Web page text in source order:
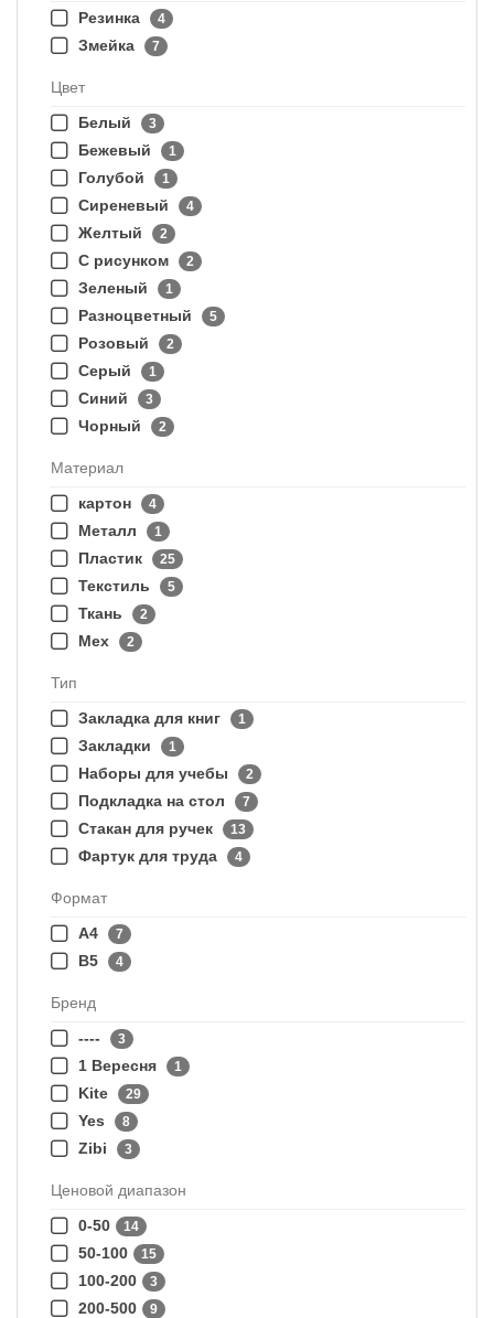
Резинка 4
Змейка 7
Цвет
Белый
3
Бежевый 1
Голубой 1
Сиреневый 4
Желтый 2
С рисунком 2
Зеленый 1
Разноцветный 5
Розовый 2
Серый 1
Синий 3
Чорный 2
Материал
картон
4
Металл 1
Пластик 25
Текстиль 5
Ткань 2
Мех 2
Тип
Закладка для книг
1
Закладки 1
Наборы для учебы 2
Подкладка на стол 7
Стакан для ручек 13
Фартук для труда 4
Формат
А4
7
В5 4
Бренд
----
3
1 Вересня 1
Kite 29
Yes 8
Zibi 3
Ценовой диапазон
0-50
14
50-100 15
100-200 3
200-500 9